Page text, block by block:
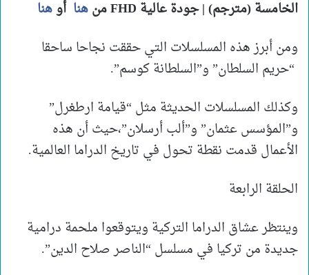
الخامسة (مترجم) | جودة عالية FHD من
هنا أوهنا
ومن أبرز هذه المسلسلات التي حققت نجاحا ساحقا
“حريم السلطان” و”السلطانة كوسم”.
وكذلك المسلسلات الحديثة مثل “قيامة ارطغرل”
و”المؤسس عثمان” و”ألب أرسلان”،حيث أن هذه
الأعمال قدمت نقطة تحول في تاريخ الدراما العالمية.
الحلقة الرابعة
وينتظر عشاق الدراما التركية ويتوقعوا ملحمة درامية
جديدة من تركيا في مسلسل “الناصر صلاح الدين”.